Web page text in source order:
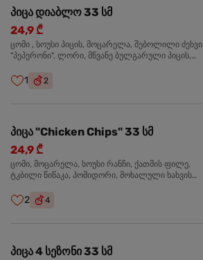
პიცა დიაბლო 33 სმ
24,9 ₾
ცომი , სოუსი პიცის, მოცარელა, შებოლილი ძეხვი
"პეპერონი", ლორი, მწვანე ბულგარული პიცის,
1 2
პიცა "Chicken Chips" 33 სმ
24,9 ₾
ცომი, მოცარელა, სოუსი რანჩი, ქათმის ფილე,
ტკბილი წიწაკა, პომიდორი, მოხალული ხახვის
2 4
პიცა 4 სეზონი 33 სმ